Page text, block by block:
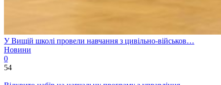
У Вищій школі провели навчання з цивільно-військов…
Новини
0
54